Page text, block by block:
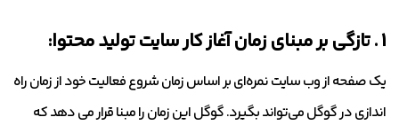
1 . تازگی بر مبنای زمان آغاز کار سایت تولید محتوا:
یک صفحه از وب سایت نمره‌ای بر اساس زمان شروع فعالیت خود از زمان راه
اندازی در گوگل می‌تواند بگیرد. گوگل این زمان را مبنا قرار می دهد که